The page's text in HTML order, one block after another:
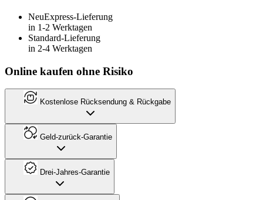
NeuExpress-Lieferung
in 1-2 Werktagen
Standard-Lieferung
in 2-4 Werktagen
Online kaufen ohne Risiko
Kostenlose Rücksendung & Rückgabe
Geld-zurück-Garantie
Drei-Jahres-Garantie